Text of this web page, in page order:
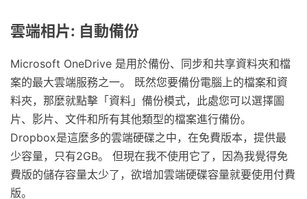
雲端相片: 自動備份
Microsoft OneDrive 是用於備份、同步和共享資料夾和檔
案的最大雲端服務之一。 既然您要備份電腦上的檔案和資
料夾，那麼就點擊「資料」備份模式，此處您可以選擇圖
片、影片、文件和所有其他類型的檔案進行備份。
Dropbox是這麼多的雲端硬碟之中，在免費版本，提供最
少容量，只有2GB。 但現在我不使用它了，因為我覺得免
費版的儲存容量太少了，欲增加雲端硬碟容量就要使用付費
版。